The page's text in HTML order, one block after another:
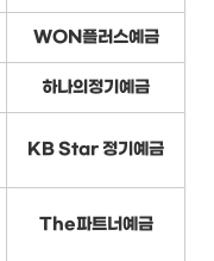
WON플러스예금
하나의정기예금
KB Star 정기예금
The파트너예금